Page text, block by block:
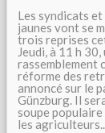
Les syndicats
jaunes vont se
trois reprises
Jeudi, à 11 h 30,
rassemblement
réforme des
annoncé sur le
Günzburg. Il
soupe
les